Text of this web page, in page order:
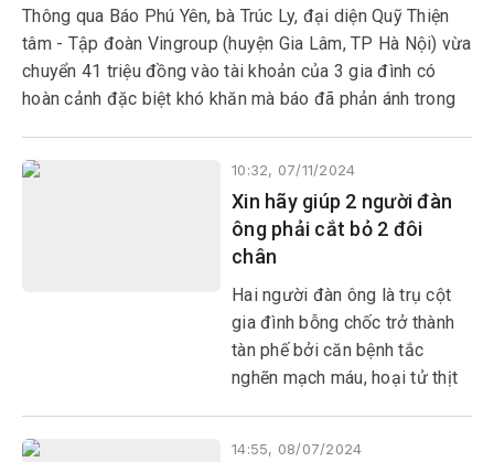
Thông qua Báo Phú Yên, bà Trúc Ly, đại diện Quỹ Thiện
tâm - Tập đoàn Vingroup (huyện Gia Lâm, TP Hà Nội) vừa
chuyển 41 triệu đồng vào tài khoản của 3 gia đình có
hoàn cảnh đặc biệt khó khăn mà báo đã phản ánh trong
10:32, 07/11/2024
Xin hãy giúp 2 người đàn
ông phải cắt bỏ 2 đôi
chân
Hai người đàn ông là trụ cột
gia đình bỗng chốc trở thành
tàn phế bởi căn bệnh tắc
nghẽn mạch máu, hoại tử thịt
14:55, 08/07/2024